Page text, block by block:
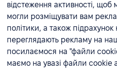
відстеження активності, щоб
могли розміщувати вам
політики, а також підрахунок
переглядають рекламу на
посилаємося на "файли
маємо на увазі файли cookie